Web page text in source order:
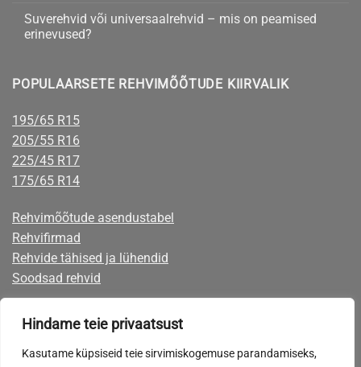
Hindame teie privaatsust
Kasutame küpsiseid teie sirvimiskogemuse parandamiseks,
talverehvid
sõiduautole
–
Suverehvid või universaalrehvid – mis on peamised
erinevused?
–
mis
erinevused?
ole
POPULAARSETE REHVIMÕÕTUDE KIIRVALIK
195/65 R15
205/55 R16
225/45 R17
175/65 R14
Rehvimõõtude asendustabel
Rehvifirmad
Rehvide tähised ja lühendid
Soodsad rehvid
Rehvid järelmaksuga
Rehvide eest on võimalik tasuta mugavalt järelmaksuga, mille taotlemise